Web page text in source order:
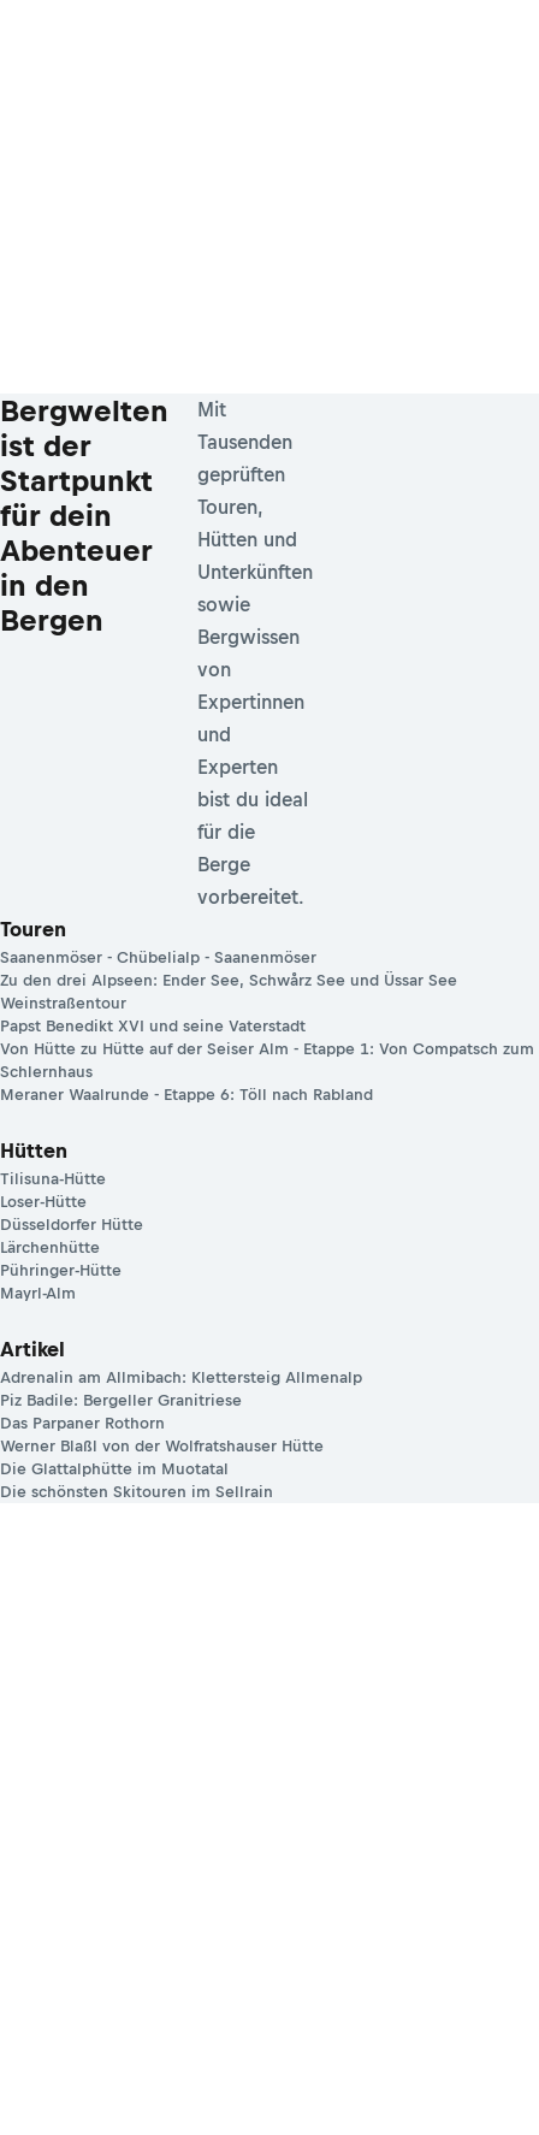
Bergwelten
ist der
Startpunkt
für dein
Abenteuer
in den
Bergen
Mit
Tausenden
geprüften
Touren,
Hütten und
Unterkünften
sowie
Bergwissen
von
Expertinnen
und
Experten
bist du ideal
für die
Berge
vorbereitet.
Touren
Saanenmöser - Chübelialp - Saanenmöser
Zu den drei Alpseen: Ender See, Schwårz See und Üssar See
Weinstraßentour
Papst Benedikt XVI und seine Vaterstadt
Von Hütte zu Hütte auf der Seiser Alm - Etappe 1: Von Compatsch zum
Schlernhaus
Meraner Waalrunde - Etappe 6: Töll nach Rabland
Hütten
Tilisuna-Hütte
Loser-Hütte
Düsseldorfer Hütte
Lärchenhütte
Pühringer-Hütte
Mayrl-Alm
Artikel
Adrenalin am Allmibach: Klettersteig Allmenalp
Piz Badile: Bergeller Granitriese
Das Parpaner Rothorn
Werner Blaßl von der Wolfratshauser Hütte
Die Glattalphütte im Muotatal
Die schönsten Skitouren im Sellrain